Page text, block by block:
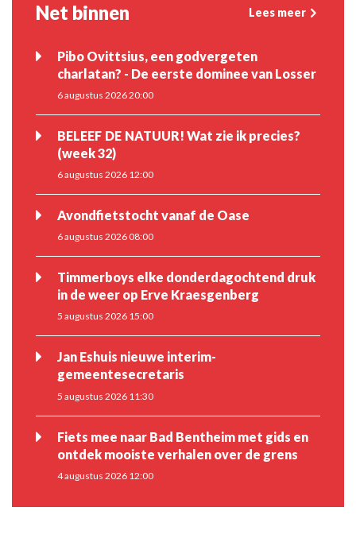
Net binnen Lees meer
Pibo Ovittsius, een godvergeten
charlatan? - De eerste dominee van Losser
6 augustus 2026 20:00
BELEEF DE NATUUR! Wat zie ik precies?
(week 32)
6 augustus 2026 12:00
Avondfietstocht vanaf de Oase
6 augustus 2026 08:00
Timmerboys elke donderdagochtend druk
in de weer op Erve Kraesgenberg
5 augustus 2026 15:00
Jan Eshuis nieuwe interim-
gemeentesecretaris
5 augustus 2026 11:30
Fiets mee naar Bad Bentheim met gids en
ontdek mooiste verhalen over de grens
4 augustus 2026 12:00